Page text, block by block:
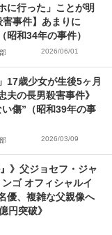
に行った」ことが明
事件】あまりに
昭和34年の事件）
2026/06/01
17歳少女が生後5ヶ月
の長男殺害事件》
傷”（昭和39年の事
2026/03/09
》父ジョセフ・ジャ
ゴ オフィシャルイ
優、複雑な父親像へ
円突破》